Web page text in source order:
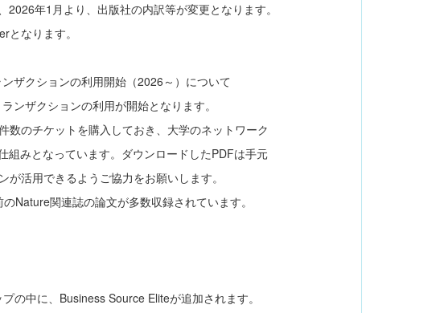
年1月より、出版社の内訳等が変更となります。
なります。
ザクションの利用開始（2026～）について
ザクションの利用が開始となります。
チケットを購入しておき、大学のネットワーク
となっています。ダウンロードしたPDFは手元
用できるようご協力をお願いします。
Nature関連誌の論文が多数収録されています。
の中に、Business Source Eliteが追加されます。